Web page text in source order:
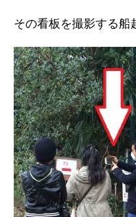
その看板を撮影する船